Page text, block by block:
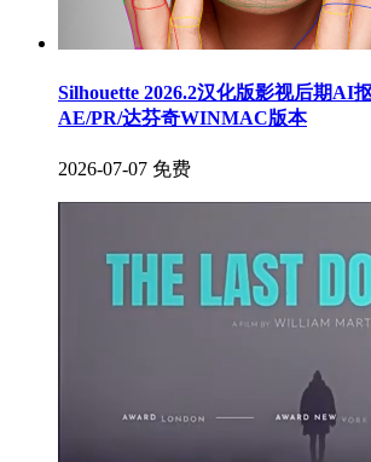
Silhouette 2026.2汉化版影视后期AI
AE/PR/达芬奇WINMAC版本
2026-07-07 免费